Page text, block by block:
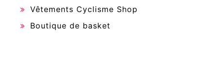
Vêtements Cyclisme Shop
Boutique de basket